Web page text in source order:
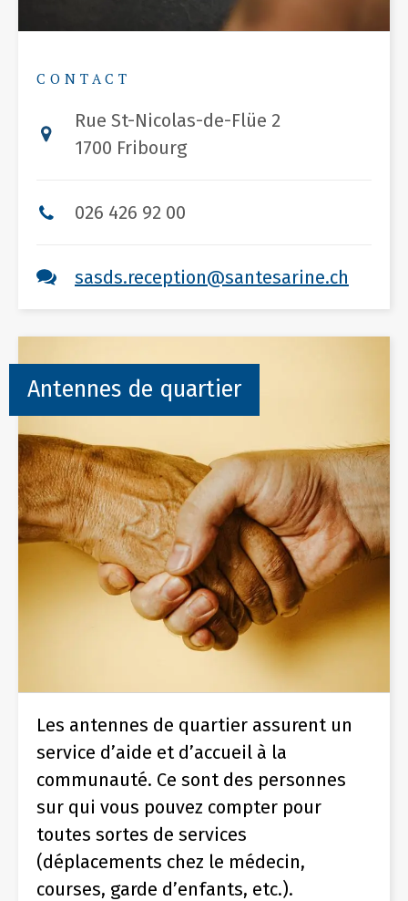
CONTACT
Rue St-Nicolas-de-Flüe 2
1700 Fribourg
026 426 92 00
sasds.reception@santesarine.ch
Antennes de quartier
Les antennes de quartier assurent un
service d’aide et d’accueil à la
communauté. Ce sont des personnes
sur qui vous pouvez compter pour
toutes sortes de services
(déplacements chez le médecin,
courses, garde d’enfants, etc.).